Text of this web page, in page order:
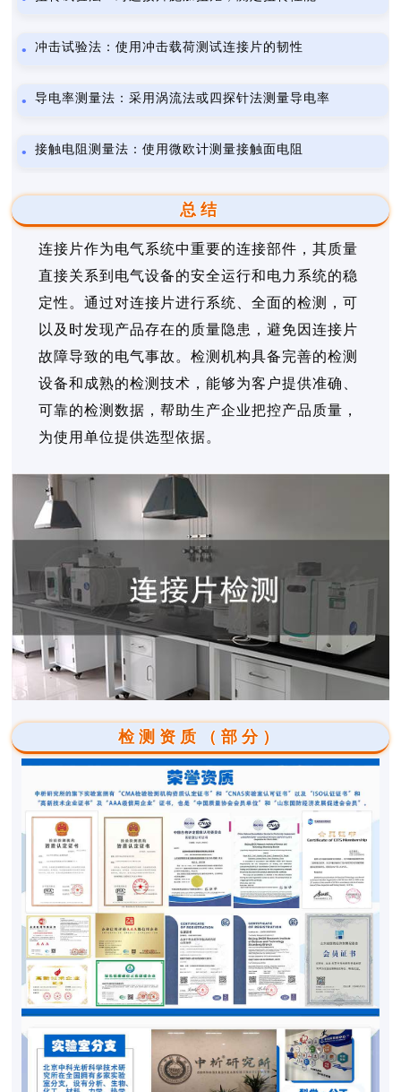
冲击试验法：使用冲击载荷测试连接片的韧性
导电率测量法：采用涡流法或四探针法测量导电率
接触电阻测量法：使用微欧计测量接触面电阻
总结
连接片作为电气系统中重要的连接部件，其质量
直接关系到电气设备的安全运行和电力系统的稳
定性。通过对连接片进行系统、全面的检测，可
以及时发现产品存在的质量隐患，避免因连接片
故障导致的电气事故。检测机构具备完善的检测
设备和成熟的检测技术，能够为客户提供准确、
可靠的检测数据，帮助生产企业把控产品质量，
为使用单位提供选型依据。
检测资质（部分）